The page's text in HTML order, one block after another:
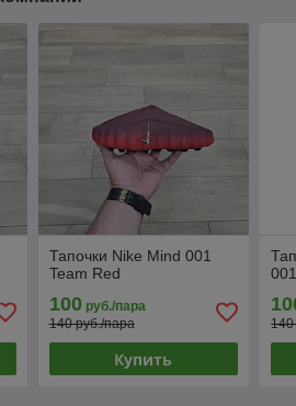
Тапочки Nike Mind 001
Team Red
100руб./пара
140 руб./пара
Купить
140